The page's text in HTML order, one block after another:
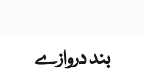
بند دروازے